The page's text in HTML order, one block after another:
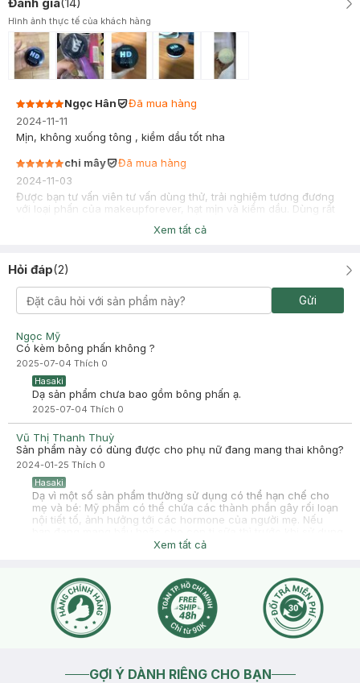
Hình ảnh thực tế của khách hàng
Ngọc Hân
Đã mua hàng
2024-11-11
Mịn, không xuống tông , kiềm dầu tốt nha
chi mây
Đã mua hàng
2024-11-03
Được bạn tư vấn viên tư vấn dùng thử, trải nghiệm tương đương
với loại phấn của makeupforever, hạt mịn và kiềm dầu. Dùng rất
Xem tất cả
Hỏi đáp(2)
Gửi
Ngọc Mỹ
Có kèm bông phấn không ?
2025-07-04 Thích 0
Hasaki
Dạ sản phẩm chưa bao gồm bông phấn ạ.
2025-07-04 Thích 0
Vũ Thị Thanh Thuỳ
Sản phẩm này có dùng được cho phụ nữ đang mang thai không?
2024-01-25 Thích 0
Hasaki
Dạ vì một số sản phẩm thường sử dụng có thể hạn chế cho
mẹ và bé: Mỹ phẩm có thể chứa các thành phần gây rối loạn
nội tiết tố, ảnh hưởng tới các hormone của người mẹ. Nếu
bất kỳ sản phẩm nào thẩm thấu trực tiếp vào da hoặc qua
2024-01-25Thích
Xem tất cả
GỢI Ý DÀNH RIÊNG CHO BẠN